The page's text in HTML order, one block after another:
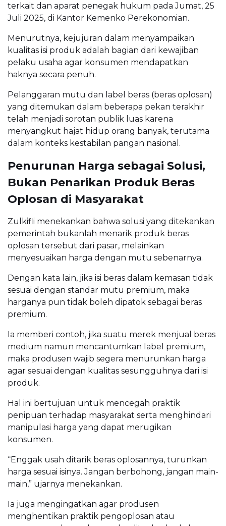
terkait dan aparat penegak hukum pada Jumat, 25
Juli 2025, di Kantor Kemenko Perekonomian.
Menurutnya, kejujuran dalam menyampaikan
kualitas isi produk adalah bagian dari kewajiban
pelaku usaha agar konsumen mendapatkan
haknya secara penuh.
Pelanggaran mutu dan label beras (beras oplosan)
yang ditemukan dalam beberapa pekan terakhir
telah menjadi sorotan publik luas karena
menyangkut hajat hidup orang banyak, terutama
dalam konteks kestabilan pangan nasional.
Penurunan Harga sebagai Solusi,
Bukan Penarikan Produk Beras
Oplosan di Masyarakat
Zulkifli menekankan bahwa solusi yang ditekankan
pemerintah bukanlah menarik produk beras
oplosan tersebut dari pasar, melainkan
menyesuaikan harga dengan mutu sebenarnya.
Dengan kata lain, jika isi beras dalam kemasan tidak
sesuai dengan standar mutu premium, maka
harganya pun tidak boleh dipatok sebagai beras
premium.
Ia memberi contoh, jika suatu merek menjual beras
medium namun mencantumkan label premium,
maka produsen wajib segera menurunkan harga
agar sesuai dengan kualitas sesungguhnya dari isi
produk.
Hal ini bertujuan untuk mencegah praktik
penipuan terhadap masyarakat serta menghindari
manipulasi harga yang dapat merugikan
konsumen.
“Enggak usah ditarik beras oplosannya, turunkan
harga sesuai isinya. Jangan berbohong, jangan main-
main,” ujarnya menekankan.
Ia juga mengingatkan agar produsen
menghentikan praktik pengoplosan atau